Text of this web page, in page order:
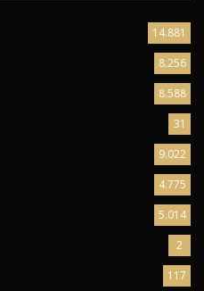
14.881
8.256
8.588
31
9.022
4.775
5.014
2
117